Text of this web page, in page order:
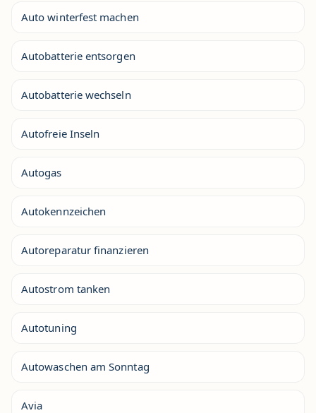
Auto winterfest machen
Autobatterie entsorgen
Autobatterie wechseln
Autofreie Inseln
Autogas
Autokennzeichen
Autoreparatur finanzieren
Autostrom tanken
Autotuning
Autowaschen am Sonntag
Avia